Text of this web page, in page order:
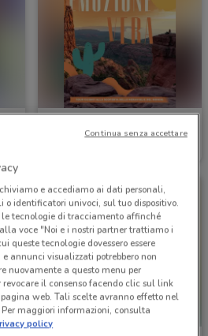
e accediamo ai dati personali,
o identificatori univoci, sul tuo dispositivo.
tecnologie di tracciamento affinché
voce "Noi e i nostri partner trattiamo i
queste tecnologie dovessero essere
annunci visualizzati potrebbero non
nuovamente a questo menu per
il consenso facendo clic sul link
web. Tali scelte avranno effetto nel
maggiori informazioni, consulta
policy
Continua senza accettare